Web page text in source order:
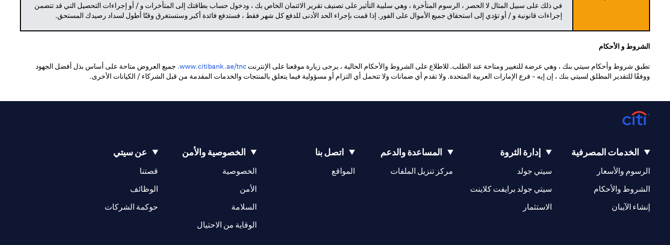
في ذلك على سبيل المثال لا الحصر ، الرسوم المتأخرة ، وهي سلبية التأثير على تصنيف تقرير الائتمان الخاص بك ، ودخول حساب بطاقتك إلى المتأخرات و / أو إجراءات التحصيل التي قد تتضمن
إجراءات قانونية و / أو تؤدي إلى استحقاق جميع الأموال على الفور. إذا قمت بإجراء الحد الأدنى للدفع كل شهر فقط ، فستدفع فائدة أكبر وستستغرق وقتًا أطول لسداد رصيدك المستحق.
الشروط و الأحكام
تطبق شروط وأحكام سيتي بنك ، وهي عرضة للتغيير ومتاحة عند الطلب. للاطلاع على الشروط والأحكام الحالية ، يرجى زيارة موقعنا على الإنترنت www.citibank.ae/tnc.
opens in a new tab
جميع العروض متاحة على أساس بذل أفضل الجهود
ووفقًا للتقدير المطلق لسيتي بنك ، إن إيه - فرع الإمارات العربية المتحدة. ولا تقدم أي ضمانات ولا تتحمل أي التزام أو مسؤولية فيما يتعلق بالمنتجات والخدمات المقدمة من قبل الشركاء / الكيانات الأخرى.
الخدمات المصرفية
الرسوم والأسعار
opens in a new tab
الشروط والأحكام opens in a new tab
إنشاء الآيبان opens in a new tab
إدارة الثروة
سيتي جولد opens in a new tab
سيتي جولد برايفت كلاينت
الاستثمار
المساعدة والدعم
مركز تنزيل الملفات
اتصل بنا
المواقعopens in a new tab
الخصوصية والأمن
الخصوصية opens in a new tab
الأمن
السلامة
الوقاية من الاحتيال
عن سيتي
قصتناopens in a new tab
الوظائفopens in a new tab
حوكمة الشركاتopens in a new tab